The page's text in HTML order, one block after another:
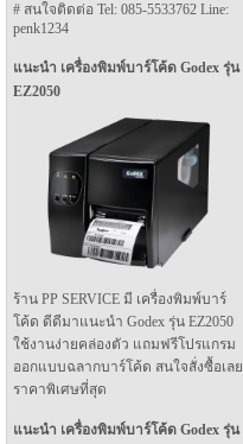
# สนใจติดต่อ Tel: 085-5533762 Line:
penk1234
แนะนำ เครื่องพิมพ์บาร์โค้ด Godex รุ่น
EZ2050
ร้าน PP SERVICE มี เครื่องพิมพ์บาร์
โค้ด ดีดีมาแนะนำ Godex รุ่น EZ2050
ใช้งานง่ายคล่องตัว แถมฟรีโปรแกรม
ออกแบบฉลากบาร์โค้ด สนใจสั่งซื้อเลย
ราคาพิเศษที่สุด
แนะนำ เครื่องพิมพ์บาร์โค้ด Godex รุ่น